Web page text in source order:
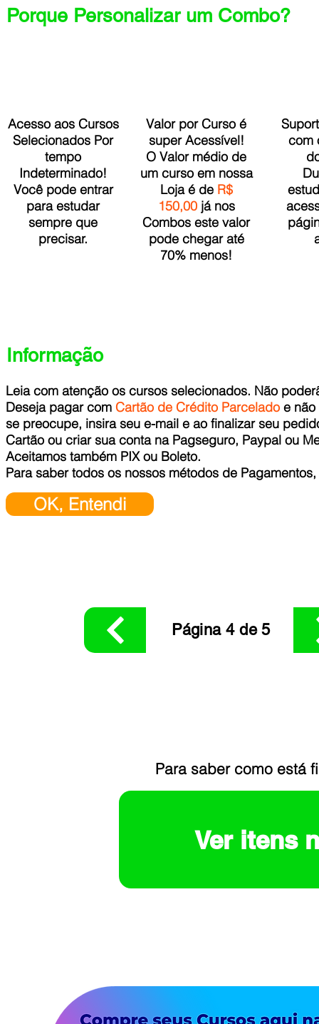
Porque Personalizar um Combo?
com
Valor por Curso é
super Acessível!
O Valor médio de
um curso em nossa
Loja é de R$
150,00já nos
Combos este valor
pode chegar até
70% menos!
Acesso aos Cursos
Selecionados Por
tempo
Indeterminado!
Você pode entrar
para estudar
sempre que
precisar.
Informação
Leia com atenção os cursos selecionados. Não
Deseja pagar com Cartão de Crédito Parcelado e
se preocupe, insira seu e-mail e ao finalizar seu
Cartão ou criar sua conta na Pagseguro, Paypal ou
Aceitamos também PIX ou Boleto.
Para saber todos os nossos métodos de Pagamentos,
OK, Entendi
Página 4 de 5
Para saber como está
Ver itens